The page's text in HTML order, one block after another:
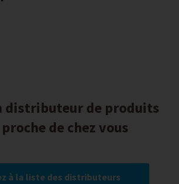
distributeur de produits
proche de chez vous
à la liste des distributeurs